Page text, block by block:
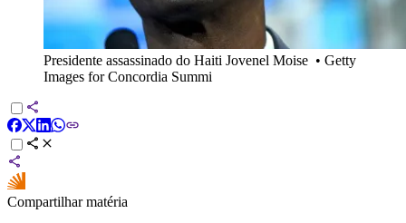
Presidente assassinado do Haiti Jovenel Moise • Getty
Images for Concordia Summi
Compartilhar matéria